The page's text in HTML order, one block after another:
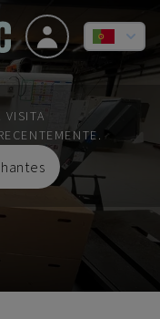
VISITA